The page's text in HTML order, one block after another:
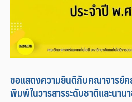
ขอแสดงความยินดีกับคณาจารย์
พิมพ์ในวารสารระดับชาติและนา